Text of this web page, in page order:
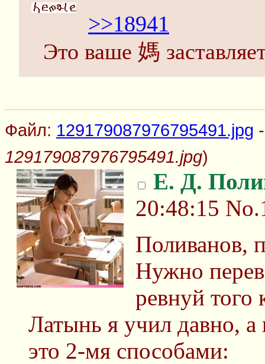
>>18941
Это ваше 媽
Файл: 129179087976795491.jpg
129179087976795491.jpg)
Е. Д.
20:48:15
Поливанов,
Нужно
ревнуй того
Латынь я учил давно,
это 2-мя способами: